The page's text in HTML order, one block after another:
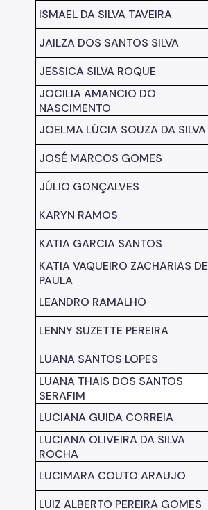
ISMAEL DA SILVA TAVEIRA
JAILZA DOS SANTOS SILVA
JESSICA SILVA ROQUE
JOCILIA AMANCIO DO
NASCIMENTO
JOELMA LÚCIA SOUZA DA SILVA
JOSÉ MARCOS GOMES
JÚLIO GONÇALVES
KARYN RAMOS
KATIA GARCIA SANTOS
KATIA VAQUEIRO ZACHARIAS DE
PAULA
LEANDRO RAMALHO
LENNY SUZETTE PEREIRA
LUANA SANTOS LOPES
LUANA THAIS DOS SANTOS
SERAFIM
LUCIANA GUIDA CORREIA
LUCIANA OLIVEIRA DA SILVA
ROCHA
LUCIMARA COUTO ARAUJO
LUIZ ALBERTO PEREIRA GOMES